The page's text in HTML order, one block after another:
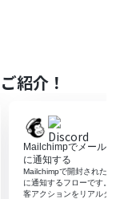
ームが送信され
「コンタクトを
定し、フォームの
よう設定します。
紹介！
Mailchimpでメールが
に通知する
Mailchimpで開封されたメ
に通知するフローです。手
客アクションをリアルタイ